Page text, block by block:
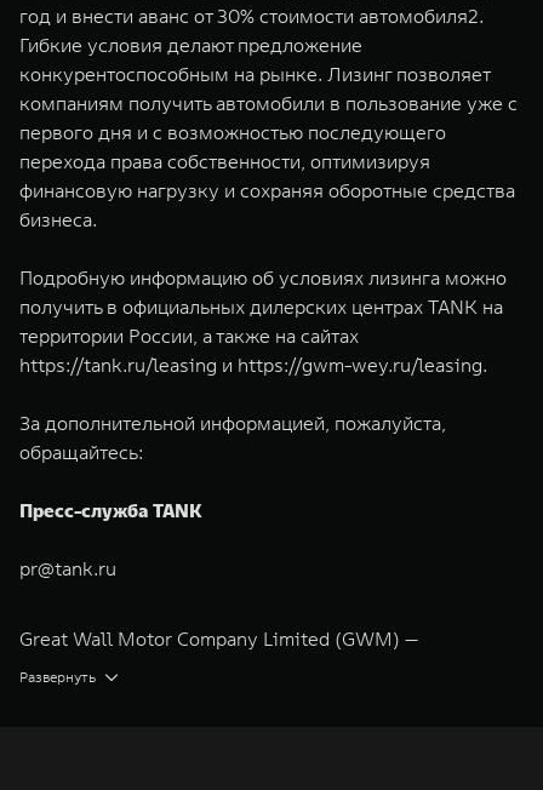
год и внести аванс от 30% стоимости автомобиля2.
Гибкие условия делают предложение
конкурентоспособным на рынке. Лизинг позволяет
компаниям получить автомобили в пользование уже с
первого дня и с возможностью последующего
перехода права собственности, оптимизируя
финансовую нагрузку и сохраняя оборотные средства
бизнеса.
Подробную информацию об условиях лизинга можно
получить в официальных дилерских центрах TANK на
территории России, а также на сайтах
https://tank.ru/leasing и https://gwm-wey.ru/leasing.
За дополнительной информацией, пожалуйста,
обращайтесь:
Пресс-служба TANK
pr@tank.ru
Great Wall Motor Company Limited (GWM) —
глобальный производитель внедорожников,
Развернуть